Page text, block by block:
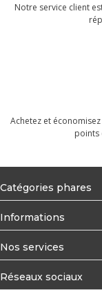
Notre service client
Achetez et
points
Catégories phares
Informations
Nos services
Réseaux sociaux